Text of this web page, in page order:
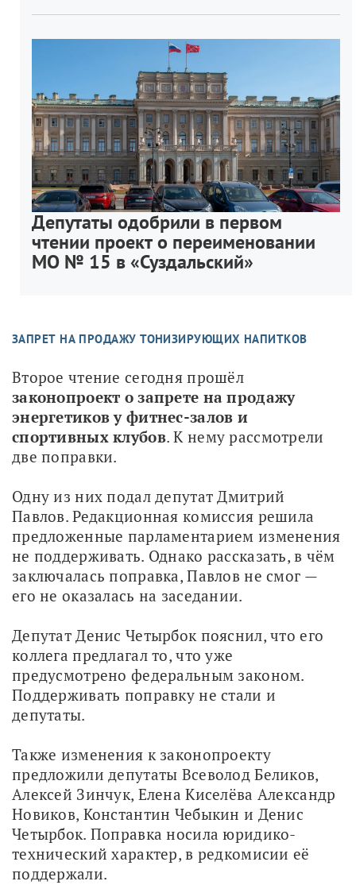
Депутаты одобрили в первом
чтении проект о переименовании
МО № 15 в «Суздальский»
ЗАПРЕТ НА ПРОДАЖУ ТОНИЗИРУЮЩИХ НАПИТКОВ
Второе чтение сегодня прошёл
законопроект о запрете на продажу
энергетиков у фитнес-залов и
спортивных клубов. К нему рассмотрели
две поправки.
Одну из них подал депутат Дмитрий
Павлов. Редакционная комиссия решила
предложенные парламентарием изменения
не поддерживать. Однако рассказать, в чём
заключалась поправка, Павлов не смог —
его не оказалась на заседании.
Депутат Денис Четырбок пояснил, что его
коллега предлагал то, что уже
предусмотрено федеральным законом.
Поддерживать поправку не стали и
депутаты.
Также изменения к законопроекту
предложили депутаты Всеволод Беликов,
Алексей Зинчук, Елена Киселёва Александр
Новиков, Константин Чебыкин и Денис
Четырбок. Поправка носила юридико-
технический характер, в редкомисии её
поддержали.